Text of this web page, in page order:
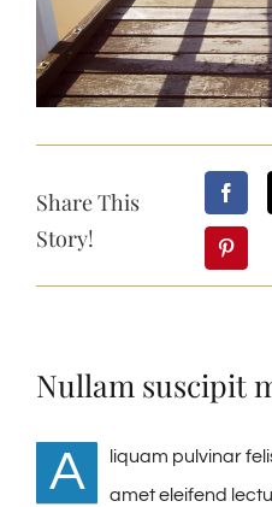
Share This
Story!
Nullam suscipit
A
liquam pulvinar
amet eleifend